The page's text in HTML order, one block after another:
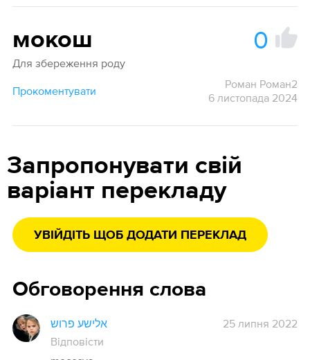
мокош 0
Для збереження роду
Прокоментувати
Роман Роман2
6 листопада 2024
Запропонувати свій
варіант перекладу
УВІЙДІТЬ ЩОБ ДОДАТИ ПЕРЕКЛАД
Обговорення слова
אלישע פרוש
25 липня 2022
Відповісти